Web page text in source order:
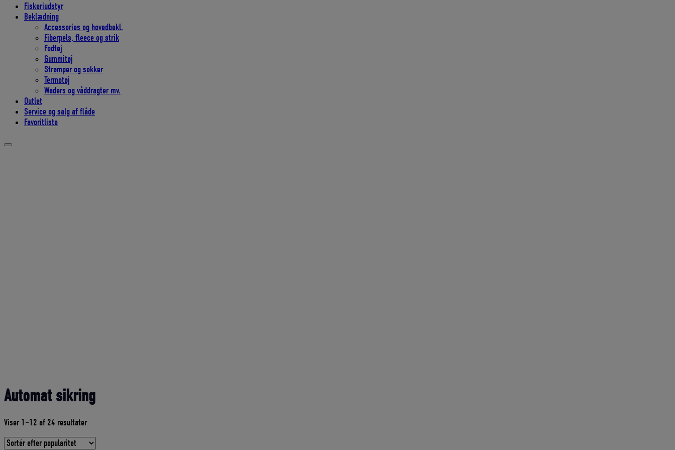
Fiskeriudstyr
Beklædning
Accessories og hovedbekl.
Fiberpels, fleece og strik
Fodtøj
Gummitøj
Strømper og sokker
Termotøj
Waders og våddragter mv.
Outlet
Service og salg af flåde
Favoritliste
Automat sikring
Viser 1–12 af 24 resultaterSorteret
gennemsnitlig